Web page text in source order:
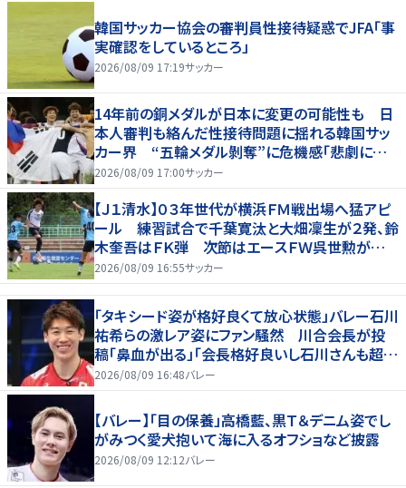
韓国サッカー協会の審判員性接待疑惑でJFA「事
実確認をしているところ」
2026/08/09 17:19サッカー
14年前の銅メダルが日本に変更の可能性も 日
本人審判も絡んだ性接待問題に揺れる韓国サッ
カー界 “五輪メダル剝奪”に危機感「悲劇に見
舞われる」
2026/08/09 17:00サッカー
【Ｊ１清水】０３年世代が横浜ＦＭ戦出場へ猛アピ
ール 練習試合で千葉寛汰と大畑凜生が２発、鈴
木奎吾はＦＫ弾 次節はエースＦＷ呉世勲が出
場停止
2026/08/09 16:55サッカー
「タキシード姿が格好良くて放心状態」バレー石川
祐希らの激レア姿にファン騒然 川合会長が投
稿「鼻血が出る」「会長格好良いし石川さんも超格
好いい」
2026/08/09 16:48バレー
【バレー】「目の保養」高橋藍、黒Ｔ＆デニム姿でし
がみつく愛犬抱いて海に入るオフショなど披露
2026/08/09 12:12バレー